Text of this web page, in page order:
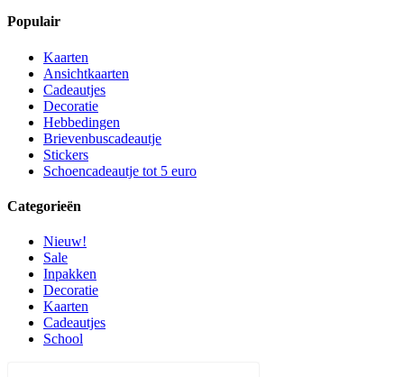
Populair
Kaarten
Ansichtkaarten
Cadeautjes
Decoratie
Hebbedingen
Brievenbuscadeautje
Stickers
Schoencadeautje tot 5 euro
Categorieën
Nieuw!
Sale
Inpakken
Decoratie
Kaarten
Cadeautjes
School